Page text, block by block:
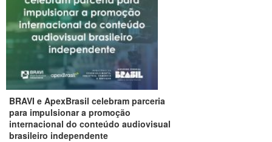
BRAVI e ApexBrasil celebram parceria
para impulsionar a promoção
internacional do conteúdo audiovisual
brasileiro independente